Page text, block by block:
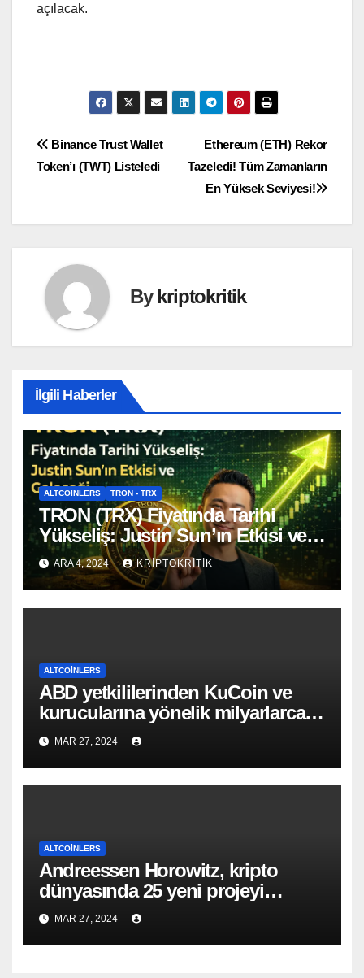
açılacak.
Yazı
gezinmesi
Ethereum (ETH) Rekor
Tazeledi! Tüm Zamanların
En Yüksek Seviyesi!
Binance Trust Wallet
Token’ı (TWT) Listeledi
Bykriptokritik
İlgili Haberler
ALTCOINLERS TRON - TRX
TRON (TRX) Fiyatında Tarihi
Yükseliş: Justin Sun’ın Etkisi ve
Geleceği
ARA 4, 2024 KRIPTOKRITIK
ALTCOINLERS
ABD yetkililerinden KuCoin ve
kurucularına yönelik milyarlarca
dolarlık suçlama!
MAR 27, 2024
ALTCOINLERS
Andreessen Horowitz, kripto
dünyasında 25 yeni projeyi
destekliyor!
MAR 27, 2024